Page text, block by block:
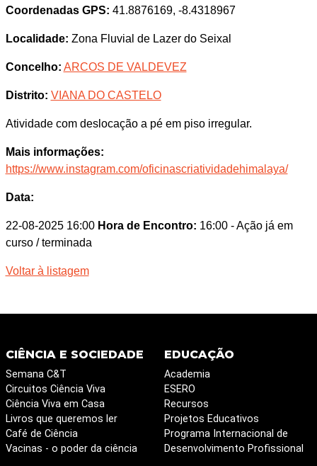
Coordenadas GPS: 41.8876169, -8.4318967
Localidade: Zona Fluvial de Lazer do Seixal
Concelho: ARCOS DE VALDEVEZ
Distrito: VIANA DO CASTELO
Atividade com deslocação a pé em piso irregular.
Mais informações:
https://www.instagram.com/oficinascriatividadehimalaya/
Data:
22-08-2025 16:00 Hora de Encontro: 16:00 - Ação já em
curso / terminada
Voltar à listagem
CIÊNCIA E SOCIEDADE
Semana C&T
Circuitos Ciência Viva
Ciência Viva em Casa
Livros que queremos ler
Café de Ciência
Vacinas - o poder da ciência
EDUCAÇÃO
Academia
ESERO
Recursos
Projetos Educativos
Programa Internacional de
Desenvolvimento Profissional